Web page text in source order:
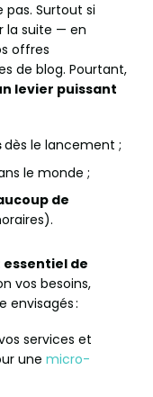
pas. Surtout si
la suite — en
offres
de blog. Pourtant,
levier puissant
dès le lancement ;
le monde ;
de
essentiel de
vos besoins,
envisagés :
services et
une micro-